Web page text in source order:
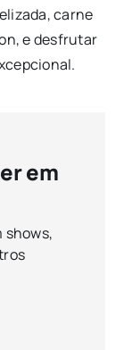
carne
e desfrutar
em
shows,